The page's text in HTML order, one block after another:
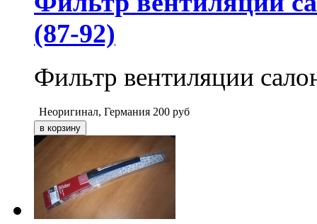
(87-92)
Фильтр вентиляции
Неоригинал, Германия 200 руб